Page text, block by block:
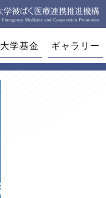
大学基金 ギャラリー